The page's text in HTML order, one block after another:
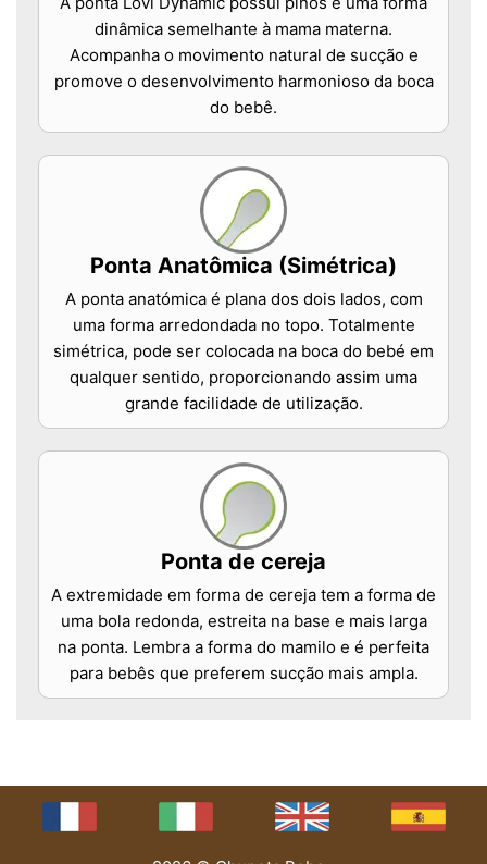
dinâmica semelhante à mama materna.
Acompanha o movimento natural de sucção e
promove o desenvolvimento harmonioso da boca
do bebê.
Ponta Anatômica (Simétrica)
A ponta anatómica é plana dos dois lados, com
uma forma arredondada no topo. Totalmente
simétrica, pode ser colocada na boca do bebé em
qualquer sentido, proporcionando assim uma
grande facilidade de utilização.
Ponta de cereja
A extremidade em forma de cereja tem a forma de
uma bola redonda, estreita na base e mais larga
na ponta. Lembra a forma do mamilo e é perfeita
para bebês que preferem sucção mais ampla.